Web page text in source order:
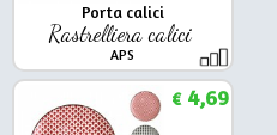
Porta calici
Rastrelliera calici
APS
€4,69